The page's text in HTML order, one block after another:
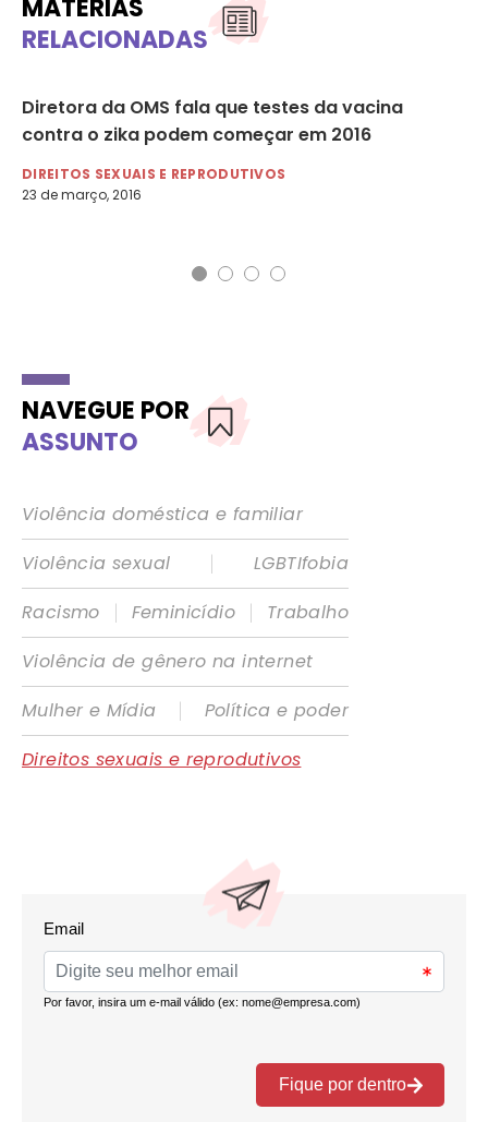
MATÉRIAS
RELACIONADAS
Diretora da OMS fala que testes da vacina
contra o zika podem começar em 2016
DIREITOS SEXUAIS E REPRODUTIVOS
23 de março, 2016
NAVEGUE POR
ASSUNTO
Violência doméstica e familiar
Violência sexual
|
LGBTIfobia
Racismo
| Feminicídio |
Trabalho
Violência de gênero na internet
Mulher e Mídia
|
Política e poder
Direitos sexuais e reprodutivos